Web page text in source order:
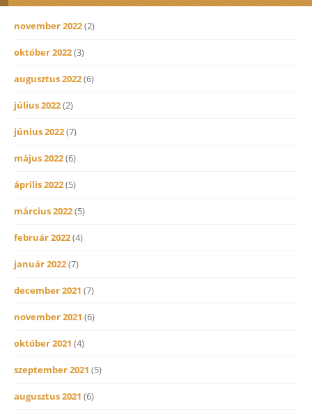
november 2022(2)
október 2022(3)
augusztus 2022(6)
július 2022(2)
június 2022(7)
május 2022(6)
április 2022(5)
március 2022(5)
február 2022(4)
január 2022(7)
december 2021 (7)
november 2021 (6)
október 2021 (4)
szeptember 2021 (5)
augusztus 2021 (6)